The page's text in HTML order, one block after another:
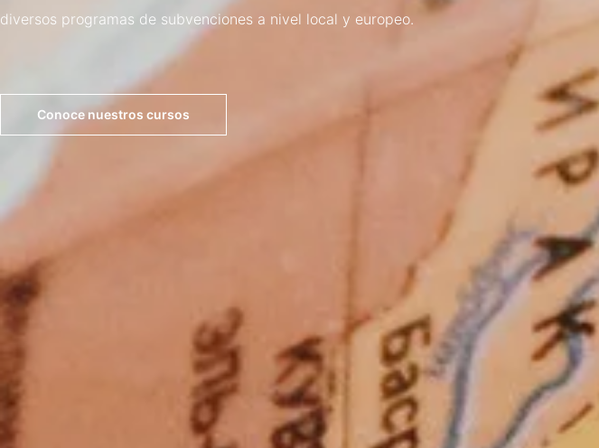
diversos programas de subvenciones a nivel local y europeo.
Conoce nuestros cursos